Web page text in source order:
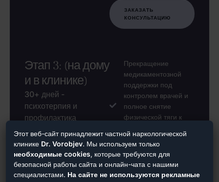
ЗАКАЗАТЬ
КОНСУЛЬТАЦИЮ
Этап 3: (на дому
и в клинике)
30+ дней -
психотерпия и
профилактика
рецидивов
Прекращение
медикаментозной
поддержки под
контролем врачей и
полное снятие
физической тяги к
психоактивных
веществ
Долгосрочный план
психотерапии и
Этот веб-сайт принадлежит частной наркологической
клинике Dr. Vorobjev. Мы используем только
необходимые cookies, которые требуются для
безопасной работы сайта и онлайн-чата с нашими
специалистами. На сайте не используются рекламные